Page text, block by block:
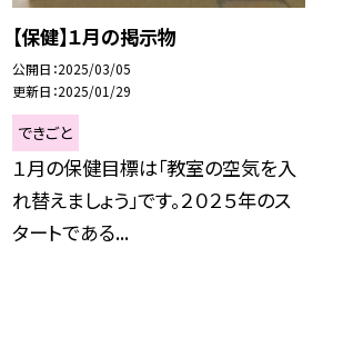
【保健】１月の掲示物
公開日 2025/03/05
更新日 2025/01/29
できごと
１月の保健目標は「教室の空気を入
れ替えましょう」です。２０２５年のス
タートである...